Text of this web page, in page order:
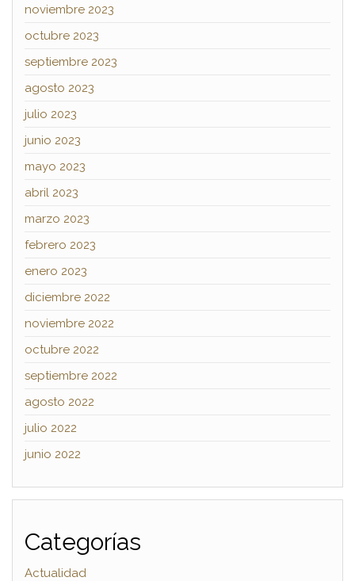
noviembre 2023
octubre 2023
septiembre 2023
agosto 2023
julio 2023
junio 2023
mayo 2023
abril 2023
marzo 2023
febrero 2023
enero 2023
diciembre 2022
noviembre 2022
octubre 2022
septiembre 2022
agosto 2022
julio 2022
junio 2022
Categorías
Actualidad